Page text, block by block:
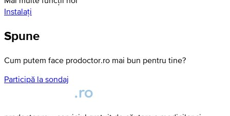
Instalați
Spune
Cum putem face prodoctor.ro mai bun pentru tine?
Participă la sondaj